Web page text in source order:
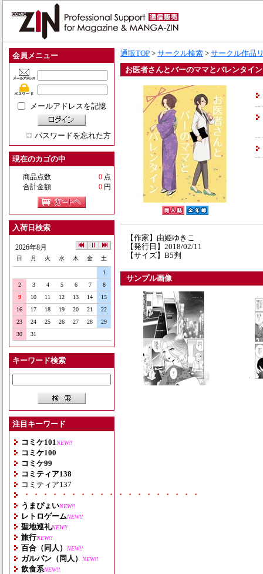
会員メニュー
メールアドレスを記憶
パスワードを忘れた方
現在のカゴの中
商品点数 0 点
合計金額
0 円
入荷日検索
2026年8月
日 月 火 水 木 金 土
1
2
3 4 5 6 7
8
9
10 11 12 13 14
15
16
17 18 19 20 21
22
23
24 25 26 27 28
29
30
31
キーワード検索
注目キーワード
コミケ101 NEW!!
コミケ100
コミケ99
コミティア138
コミティア137
・・・・・・・・・・・・・・・・・・・
うまぴょいNEW!!
レトロゲームNEW!!
聖地巡礼NEW!!
旅行NEW!!
百合（同人） NEW!!
ガルパン（同人） NEW!!
飲食系NEW!!
通販TOP > サークル検索 > サークル作品
お医者さんとバーのママとバレンタイン
【作家】由姫ゆきこ
【発行日】2018/02/11
【サイズ】B5判
サンプル画像